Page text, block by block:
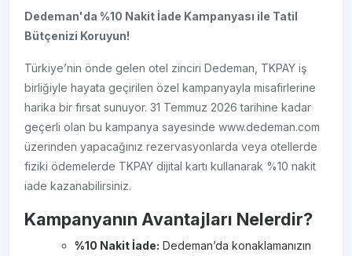
Dedeman'da %10 Nakit İade Kampanyası ile Tatil
Bütçenizi Koruyun!
Türkiye’nin önde gelen otel zinciri Dedeman, TKPAY iş
birliğiyle hayata geçirilen özel kampanyayla misafirlerine
harika bir fırsat sunuyor. 31 Temmuz 2026 tarihine kadar
geçerli olan bu kampanya sayesinde www.dedeman.com
üzerinden yapacağınız rezervasyonlarda veya otellerde
fiziki ödemelerde TKPAY dijital kartı kullanarak %10 nakit
iade kazanabilirsiniz.
Kampanyanın Avantajları Nelerdir?
%10 Nakit İade: Dedeman’da konaklamanızın